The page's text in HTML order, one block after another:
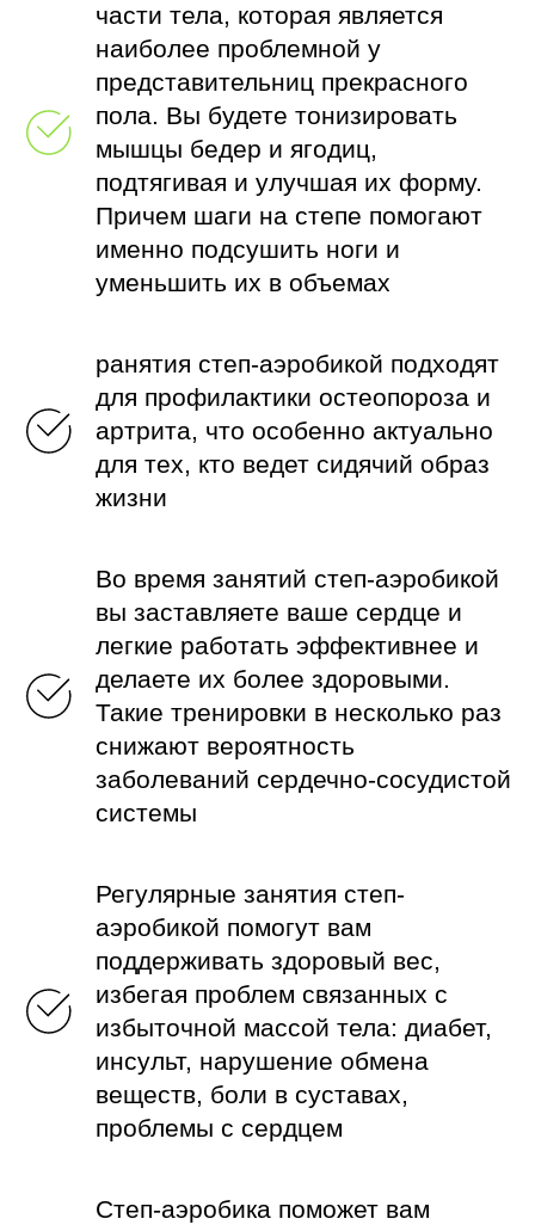
части тела, которая является
наиболее проблемной у
представительниц прекрасного
пола. Вы будете тонизировать
мышцы бедер и ягодиц,
подтягивая и улучшая их форму.
Причем шаги на степе помогают
именно подсушить ноги и
уменьшить их в объемах
pанятия степ-аэробикой подходят
для профилактики остеопороза и
артрита, что особенно актуально
для тех, кто ведет сидячий образ
жизни
Во время занятий степ-аэробикой
вы заставляете ваше сердце и
легкие работать эффективнее и
делаете их более здоровыми.
Такие тренировки в несколько раз
снижают вероятность
заболеваний сердечно-сосудистой
системы
Регулярные занятия степ-
аэробикой помогут вам
поддерживать здоровый вес,
избегая проблем связанных с
избыточной массой тела: диабет,
инсульт, нарушение обмена
веществ, боли в суставах,
проблемы с сердцем
Степ-аэробика поможет вам